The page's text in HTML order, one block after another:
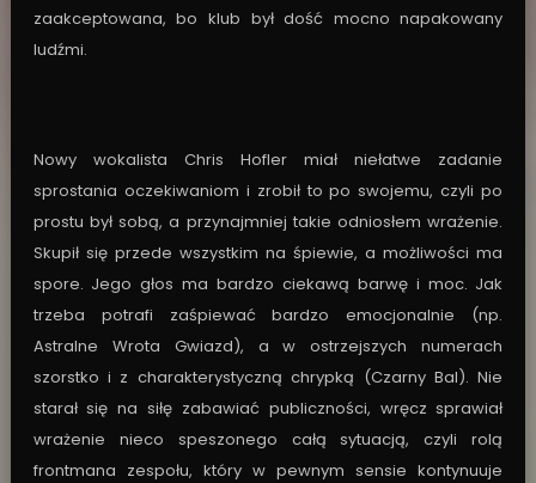
zaakceptowana, bo klub był dość mocno napakowany
ludźmi.
Nowy wokalista Chris Hofler miał niełatwe zadanie
sprostania oczekiwaniom i zrobił to po swojemu, czyli po
prostu był sobą, a przynajmniej takie odniosłem wrażenie.
Skupił się przede wszystkim na śpiewie, a możliwości ma
spore. Jego głos ma bardzo ciekawą barwę i moc. Jak
trzeba potrafi zaśpiewać bardzo emocjonalnie (np.
Astralne Wrota Gwiazd), a w ostrzejszych numerach
szorstko i z charakterystyczną chrypką (Czarny Bal). Nie
starał się na siłę zabawiać publiczności, wręcz sprawiał
wrażenie nieco speszonego całą sytuacją, czyli rolą
frontmana zespołu, który w pewnym sensie kontynuuje